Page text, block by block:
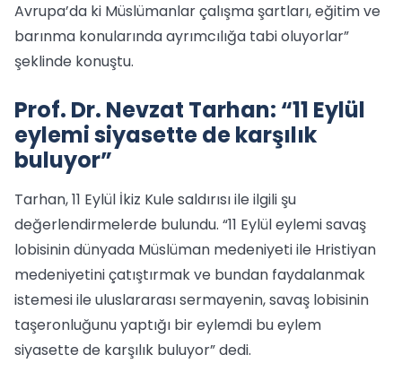
Avrupa’da ki Müslümanlar çalışma şartları, eğitim ve
barınma konularında ayrımcılığa tabi oluyorlar”
şeklinde konuştu.
Prof. Dr. Nevzat Tarhan: “11 Eylül
eylemi siyasette de karşılık
buluyor”
Tarhan, 11 Eylül İkiz Kule saldırısı ile ilgili şu
değerlendirmelerde bulundu. “11 Eylül eylemi savaş
lobisinin dünyada Müslüman medeniyeti ile Hristiyan
medeniyetini çatıştırmak ve bundan faydalanmak
istemesi ile uluslararası sermayenin, savaş lobisinin
taşeronluğunu yaptığı bir eylemdi bu eylem
siyasette de karşılık buluyor” dedi.